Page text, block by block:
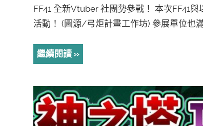
FF41 全新Vtuber 社團勢參戰！ 本次FF41
活動！ (圖源/弓炬計畫工作坊) 參展單位也
繼續閱讀